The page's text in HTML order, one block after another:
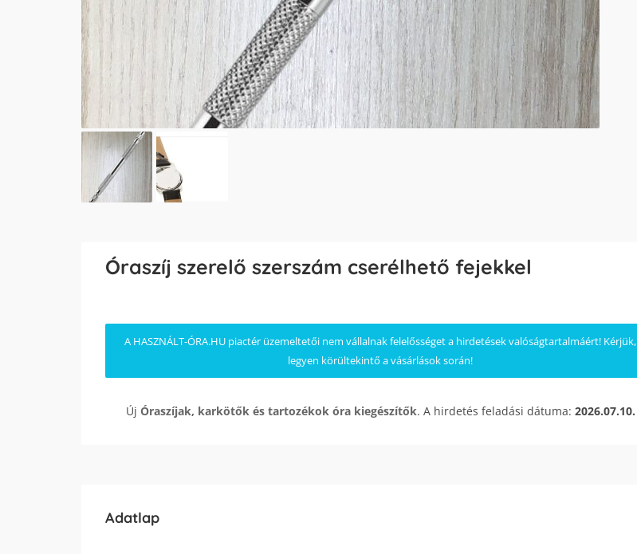
Óraszíj szerelő szerszám cserélhető fejekkel
A HASZNÁLT-ÓRA.HU piactér üzemeltetői nem vállalnak felelősséget a hirdetések valóságtartalmáért! Kérjük,
legyen körültekintő a vásárlások során!
Új Óraszíjak, karkötők és tartozékok óra kiegészítők. A hirdetés feladási dátuma: 2026.07.10.
Adatlap